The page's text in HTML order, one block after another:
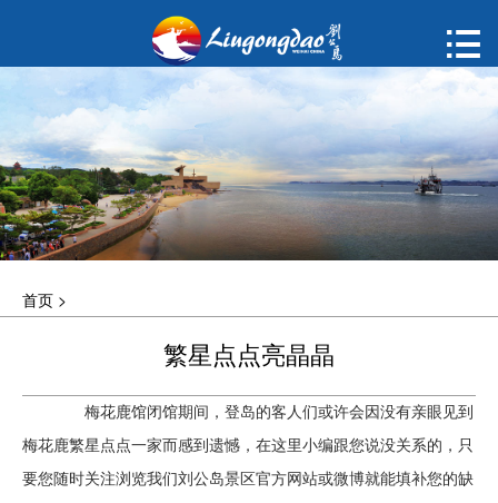
概况
动态
指南
建议
한국어

首页 >
繁星点点亮晶晶
梅花鹿馆闭馆期间，登岛的客人们或许会因没有亲眼见到
梅花鹿繁星点点一家而感到遗憾，在这里小编跟您说没关系的，只
要您随时关注浏览我们刘公岛景区官方网站或微博就能填补您的缺